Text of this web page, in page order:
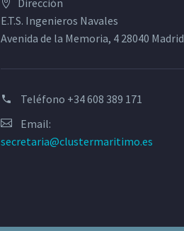
E.T.S. Ingenieros Navales
Avenida de la Memoria, 4 28040 Madrid
Teléfono +34 608 389 171
Email:
secretaria@clustermaritimo.es